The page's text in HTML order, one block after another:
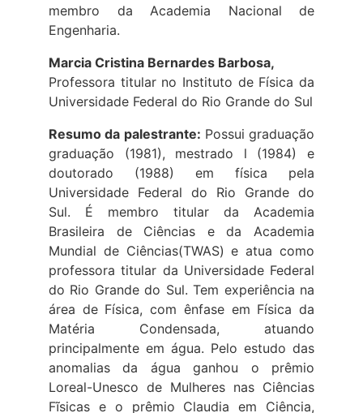
membro da Academia Nacional de
Engenharia.
Marcia Cristina Bernardes Barbosa,
Professora titular no Instituto de Física da
Universidade Federal do Rio Grande do Sul
Resumo da palestrante: Possui graduação
graduação (1981), mestrado l (1984) e
doutorado (1988) em física pela
Universidade Federal do Rio Grande do
Sul. É membro titular da Academia
Brasileira de Ciências e da Academia
Mundial de Ciências(TWAS) e atua como
professora titular da Universidade Federal
do Rio Grande do Sul. Tem experiência na
área de Física, com ênfase em Física da
Matéria Condensada, atuando
principalmente em água. Pelo estudo das
anomalias da água ganhou o prêmio
Loreal-Unesco de Mulheres nas Ciências
Fĩsicas e o prêmio Claudia em Ciência,